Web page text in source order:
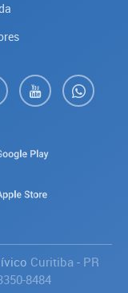
Curitiba- PR
8484